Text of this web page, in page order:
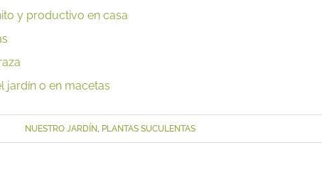
y productivo en casa
jardín o en macetas
NUESTRO JARDÍN, PLANTAS SUCULENTAS